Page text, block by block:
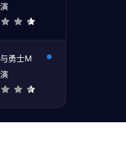
勇士M